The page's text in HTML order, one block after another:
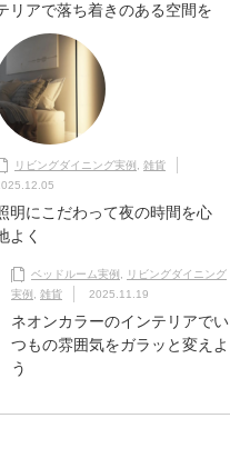
リアで落ち着きのある空間を
リビングダイニング実例 , 雑貨
明にこだわって夜の時間を心
よく
ベッドルーム実例 , リビングダイニング
実例 , 雑貨 2025.11.19
ネオンカラーのインテリアでい
つもの雰囲気をガラッと変えよ
う